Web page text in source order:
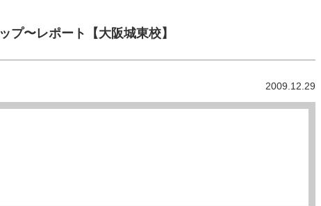
プ〜レポート【大阪城東校】
2009.12.29